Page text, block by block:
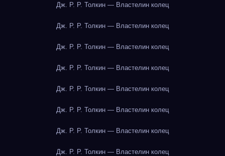
Дж. Р. Р. Толкин — Властелин колец
Дж. Р. Р. Толкин — Властелин колец
Дж. Р. Р. Толкин — Властелин колец
Дж. Р. Р. Толкин — Властелин колец
Дж. Р. Р. Толкин — Властелин колец
Дж. Р. Р. Толкин — Властелин колец
Дж. Р. Р. Толкин — Властелин колец
Дж. Р. Р. Толкин — Властелин колец